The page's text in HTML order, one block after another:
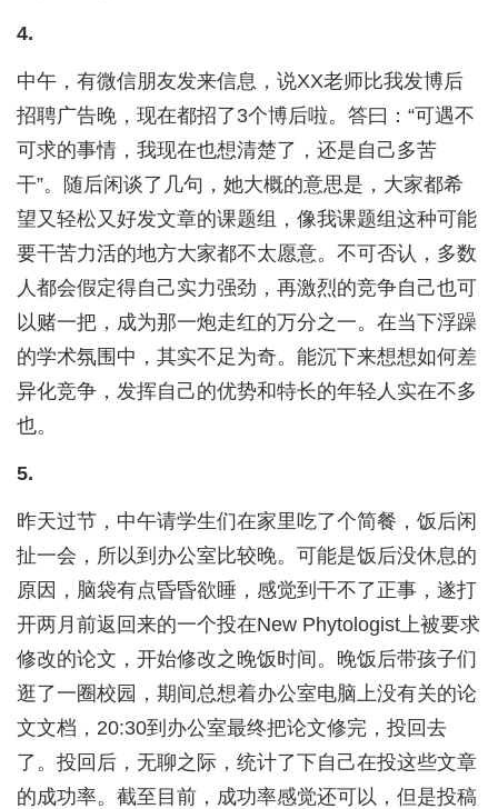
4.
中午，有微信朋友发来信息，说XX老师比我发博后
招聘广告晚，现在都招了3个博后啦。答曰：“可遇不
可求的事情，我现在也想清楚了，还是自己多苦
干”。随后闲谈了几句，她大概的意思是，大家都希
望又轻松又好发文章的课题组，像我课题组这种可能
要干苦力活的地方大家都不太愿意。不可否认，多数
人都会假定得自己实力强劲，再激烈的竞争自己也可
以赌一把，成为那一炮走红的万分之一。在当下浮躁
的学术氛围中，其实不足为奇。能沉下来想想如何差
异化竞争，发挥自己的优势和特长的年轻人实在不多
也。
5.
昨天过节，中午请学生们在家里吃了个简餐，饭后闲
扯一会，所以到办公室比较晚。可能是饭后没休息的
原因，脑袋有点昏昏欲睡，感觉到干不了正事，遂打
开两月前返回来的一个投在New Phytologist上被要求
修改的论文，开始修改之晚饭时间。晚饭后带孩子们
逛了一圈校园，期间总想着办公室电脑上没有关的论
文文档，20:30到办公室最终把论文修完，投回去
了。投回后，无聊之际，统计了下自己在投这些文章
的成功率。截至目前，成功率感觉还可以，但是投稿